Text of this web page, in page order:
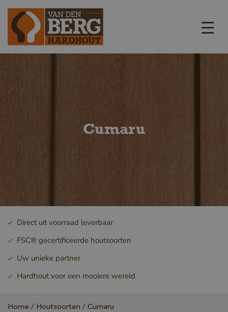
Cumaru
Direct uit voorraad leverbaar
FSC® gecertificeerde houtsoorten
Uw unieke partner
Hardhout voor een mooiere wereld
Home Houtsoorten Cumaru